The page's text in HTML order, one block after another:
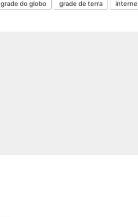
grade do globo grade de terra